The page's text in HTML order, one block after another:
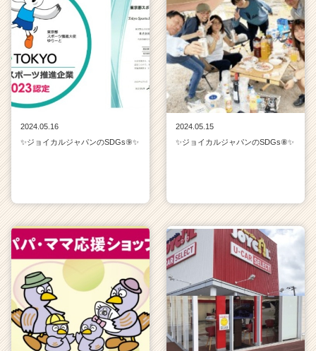
C
r
e
2024.05.16
✨ジョイカルジャパンのSDGs⑨✨
2024.05.15
✨ジョイカルジャパンのSDGs⑧✨